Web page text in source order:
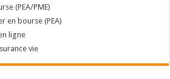
(PEA/PME)
en bourse (PEA)
ligne
vie